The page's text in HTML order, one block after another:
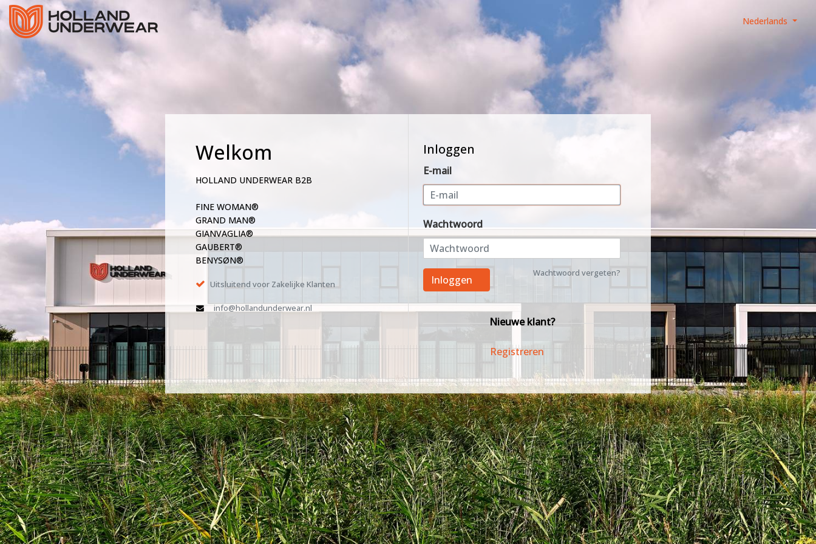
Nederlands
Welkom
HOLLAND UNDERWEAR B2B
FINE WOMAN®
GRAND MAN®
GIANVAGLIA®
GAUBERT®
BENYSØN®
Uitsluitend voor Zakelijke Klanten
info@hollandunderwear.nl
Inloggen
E-mail
Wachtwoord
Wachtwoord vergeten?
Inloggen
Nieuwe klant?
Registreren